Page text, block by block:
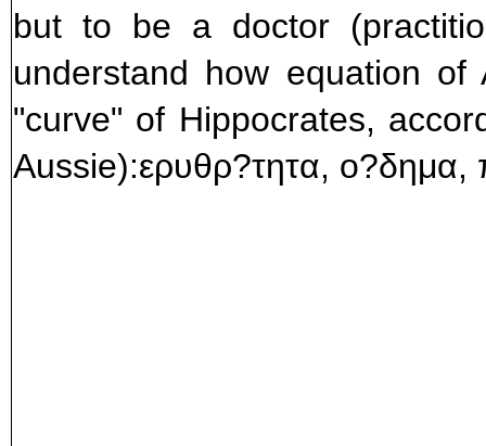
but to be a doctor
understand how equation
"curve" of Hippocrates,
Aussie):ερυθρ?τητα, ο?δημα,